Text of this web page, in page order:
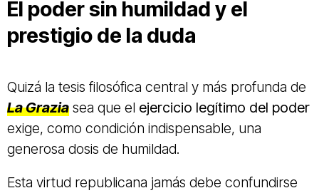
El poder sin humildad y el
prestigio de la duda
Quizá la tesis filosófica central y más profunda de
La Grazia sea que el ejercicio legítimo del poder
exige, como condición indispensable, una
generosa dosis de humildad.
Esta virtud republicana jamás debe confundirse